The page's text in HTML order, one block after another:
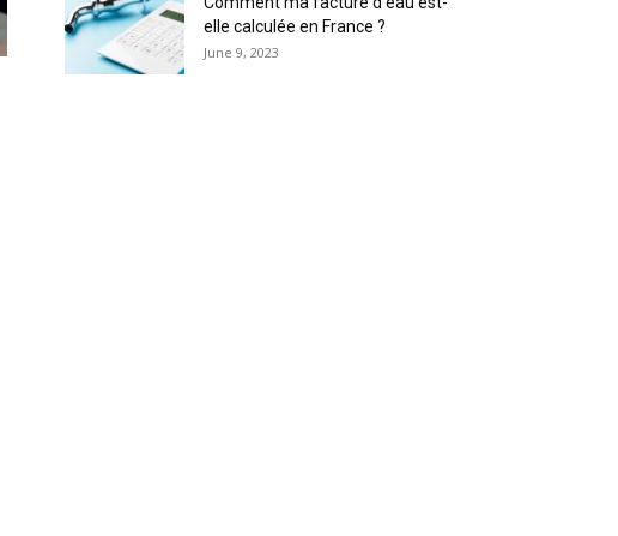
elle calculée en France ?
June 9, 2023